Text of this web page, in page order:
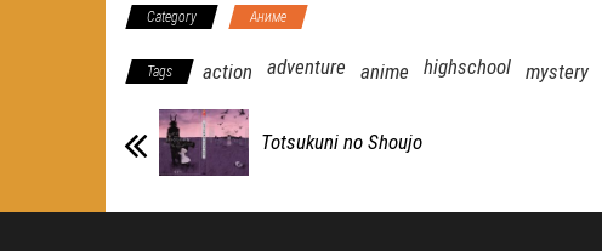
Category Аниме
Tags action adventure anime highschool mystery
Totsukuni no Shoujo